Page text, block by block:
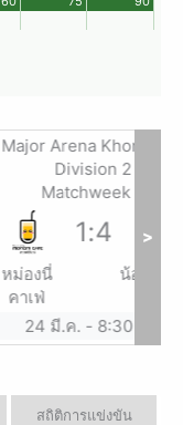
Major Arena Khon
Division 2
Matchweek 7
หม่องนี่
คาเฟ่
1:4
น้องเฌ
24 มี.ค. - 8:30 PM
>
สถิติการแข่งขัน